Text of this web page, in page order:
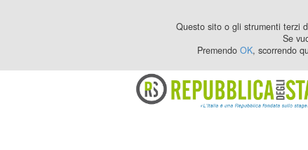
Questo sito o gli strumenti terzi
Se
Premendo OK, scorrendo